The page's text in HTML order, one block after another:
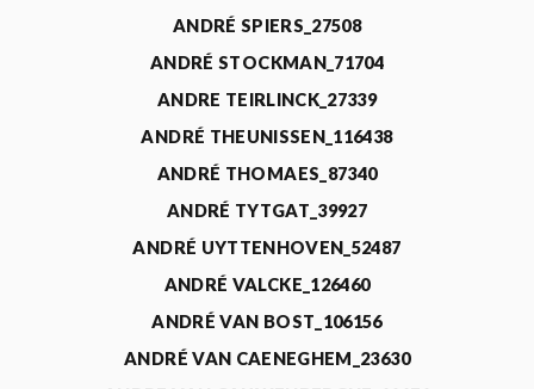
ANDRÉ SPIERS_27508
ANDRÉ STOCKMAN_71704
ANDRE TEIRLINCK_27339
ANDRÉ THEUNISSEN_116438
ANDRÉ THOMAES_87340
ANDRÉ TYTGAT_39927
ANDRÉ UYTTENHOVEN_52487
ANDRÉ VALCKE_126460
ANDRÉ VAN BOST_106156
ANDRÉ VAN CAENEGHEM_23630